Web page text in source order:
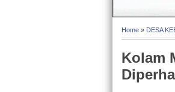
Home » DESA
Kolam